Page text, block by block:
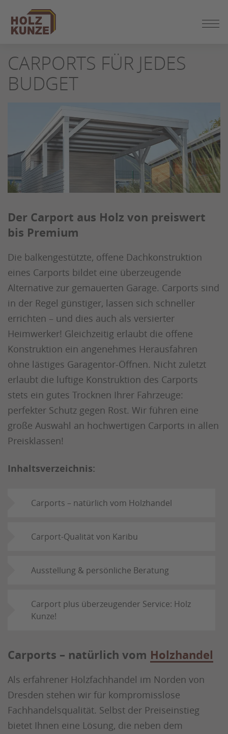
ZUM
SEITENINHALT
SPRINGEN
CARPORTS FÜR JEDES
BUDGET
Der Carport aus Holz von preiswert
bis Premium
Die balkengestützte, offene Dachkonstruktion
eines Carports bildet eine überzeugende
Alternative zur gemauerten Garage. Carports sind
in der Regel günstiger, lassen sich schneller
errichten – und dies auch als versierter
Heimwerker! Gleichzeitig erlaubt die offene
Konstruktion ein angenehmes Herausfahren
ohne lästiges Garagentor-Öffnen. Nicht zuletzt
erlaubt die luftige Konstruktion des Carports
stets ein gutes Trocknen Ihrer Fahrzeuge:
perfekter Schutz gegen Rost. Wir führen eine
große Auswahl an hochwertigen Carports in allen
Preisklassen!
Inhaltsverzeichnis:
Carports – natürlich vom Holzhandel
Carport-Qualität von Karibu
Ausstellung & persönliche Beratung
Carport plus überzeugender Service: Holz
Kunze!
Carports – natürlich vom Holzhandel
Als erfahrener Holzfachhandel im Norden von
Dresden stehen wir für kompromisslose
Fachhandelsqualität. Selbst der Preiseinstieg
bietet Ihnen eine Lösung, die neben dem